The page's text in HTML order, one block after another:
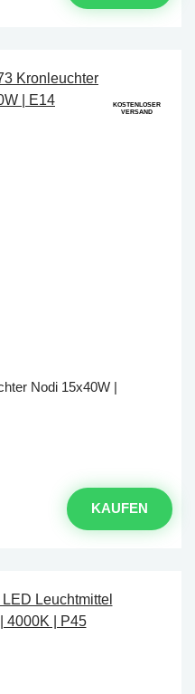
KOSTENLOSER
VERSAND
Nodi 15x40W |
KAUFEN